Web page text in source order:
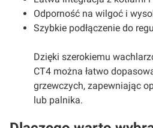
Odporność na wilgoć i
Szybkie podłączenie do
Dzięki szerokiemu
CT4 można łatwo
grzewczych, zapewniając
lub palnika.